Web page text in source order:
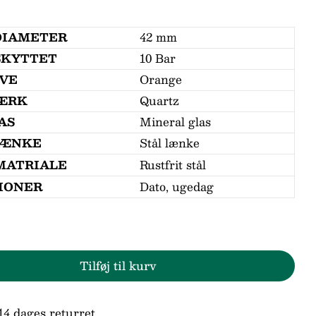
42 mm
10 Bar
Orange
Quartz
Mineral glas
Stål lænke
Rustfrit stål
Dato, ugedag
Lorus Sports RH361AX9
for Lorus Sports RH361AX9
Tilføj til kurv
markeret med * er obligatoriske.